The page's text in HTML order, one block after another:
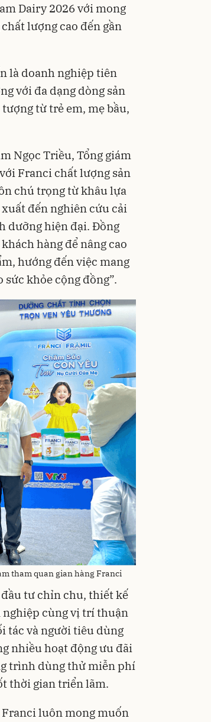
Dairy 2026 với mong
lượng cao đến gần
là doanh nghiệp tiên
với đa dạng dòng sản
từ trẻ em, mẹ bầu,
Ngọc Triều, Tổng giám
Franci chất lượng sản
chú trọng từ khâu lựa
đến nghiên cứu cải
dưỡng hiện đại. Đồng
hàng để nâng cao
hướng đến việc mang
khỏe cộng đồng”.
tham quan gian hàng Franci
tư chỉn chu, thiết kế
cùng vị trí thuận
tác và người tiêu dùng
nhiều hoạt động ưu đãi
trình dùng thử miễn phí
thời gian triển lãm.
luôn mong muốn